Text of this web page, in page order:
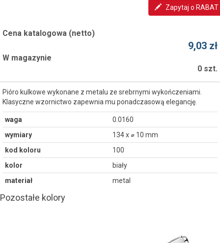
Zapytaj o RABAT
Cena katalogowa (netto)
9,03 zł
W magazynie
0 szt.
Pióro kulkowe wykonane z metalu ze srebrnymi wykończeniami.
Klasyczne wzornictwo zapewnia mu ponadczasową elegancję.
waga
0.0160
wymiary
134 x ⌀ 10 mm
kod koloru
100
kolor
biały
materiał
metal
Pozostałe kolory